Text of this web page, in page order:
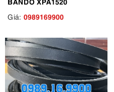
Giá: 0989169900